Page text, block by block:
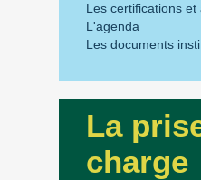
Les certifications et
L'agenda
Les documents
La
charge